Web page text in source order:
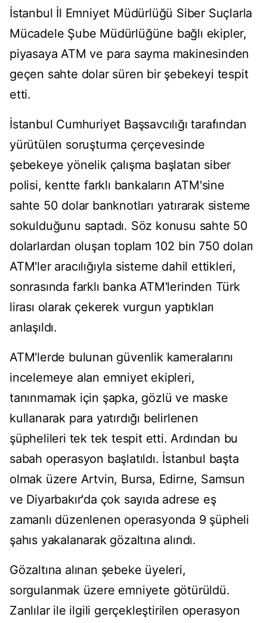
İstanbul İl Emniyet Müdürlüğü Siber Suçlarla
Mücadele Şube Müdürlüğüne bağlı ekipler,
piyasaya ATM ve para sayma makinesinden
geçen sahte dolar süren bir şebekeyi tespit
etti.
İstanbul Cumhuriyet Başsavcılığı tarafından
yürütülen soruşturma çerçevesinde
şebekeye yönelik çalışma başlatan siber
polisi, kentte farklı bankaların ATM'sine
sahte 50 dolar banknotları yatırarak sisteme
sokulduğunu saptadı. Söz konusu sahte 50
dolarlardan oluşan toplam 102 bin 750 doları
ATM'ler aracılığıyla sisteme dahil ettikleri,
sonrasında farklı banka ATM'lerinden Türk
lirası olarak çekerek vurgun yaptıkları
anlaşıldı.
ATM'lerde bulunan güvenlik kameralarını
incelemeye alan emniyet ekipleri,
tanınmamak için şapka, gözlü ve maske
kullanarak para yatırdığı belirlenen
şüphelileri tek tek tespit etti. Ardından bu
sabah operasyon başlatıldı. İstanbul başta
olmak üzere Artvin, Bursa, Edirne, Samsun
ve Diyarbakır'da çok sayıda adrese eş
zamanlı düzenlenen operasyonda 9 şüpheli
şahıs yakalanarak gözaltına alındı.
Gözaltına alınan şebeke üyeleri,
sorgulanmak üzere emniyete götürüldü.
Zanlılar ile ilgili gerçekleştirilen operasyon